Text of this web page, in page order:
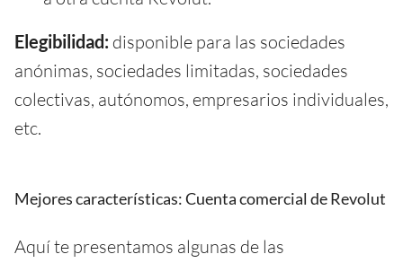
Elegibilidad: disponible para las sociedades
anónimas, sociedades limitadas, sociedades
colectivas, autónomos, empresarios individuales,
etc.
Mejores características: Cuenta comercial de Revolut
Aquí te presentamos algunas de las